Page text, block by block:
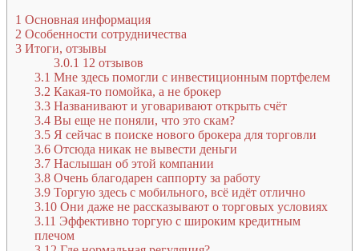
1 Основная информация
2 Особенности сотрудничества
3 Итоги, отзывы
3.0.1 12 отзывов
3.1 Мне здесь помогли с инвестиционным портфелем
3.2 Какая-то помойка, а не брокер
3.3 Названивают и уговаривают открыть счёт
3.4 Вы еще не поняли, что это скам?
3.5 Я сейчас в поиске нового брокера для торговли
3.6 Отсюда никак не вывести деньги
3.7 Наслышан об этой компании
3.8 Очень благодарен саппорту за работу
3.9 Торгую здесь с мобильного, всё идёт отлично
3.10 Они даже не рассказывают о торговых условиях
3.11 Эффективно торгую с широким кредитным
плечом